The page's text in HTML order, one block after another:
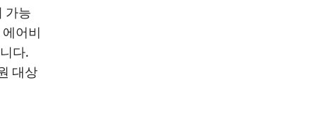
가능
어비
다.
대상